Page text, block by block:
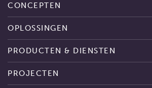
CONCEPTEN
OPLOSSINGEN
PRODUCTEN & DIENSTEN
PROJECTEN